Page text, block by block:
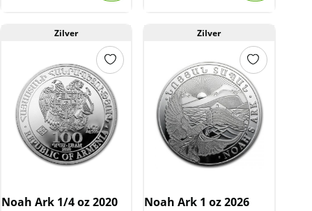
Zilver
Noah Ark 1/4 oz 2020
Zilver
Noah Ark 1 oz 2026